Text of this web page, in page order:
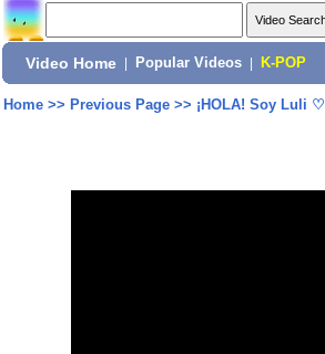
Video Home Popular Videos K-POP
Home>> Previous Page>> ¡HOLA! Soy Luli ♡